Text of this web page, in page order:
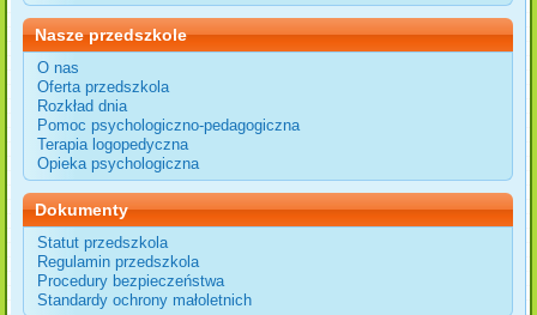
Nasze przedszkole
O nas
Oferta przedszkola
Rozkład dnia
Pomoc psychologiczno-pedagogiczna
Terapia logopedyczna
Opieka psychologiczna
Dokumenty
Statut przedszkola
Regulamin przedszkola
Procedury bezpieczeństwa
Standardy ochrony małoletnich